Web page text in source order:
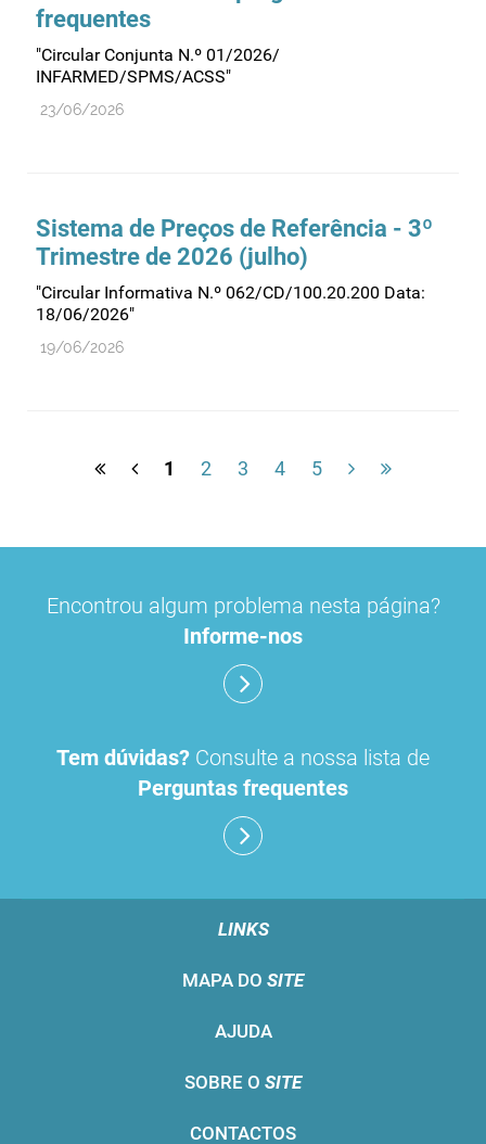
frequentes
"Circular Conjunta N.º 01/2026/
INFARMED/SPMS/ACSS"
23/06/2026
Sistema de Preços de Referência - 3º
Trimestre de 2026 (julho)
"Circular Informativa N.º 062/CD/100.20.200 Data:
18/06/2026"
19/06/2026
1 2 3 4 5
Encontrou algum problema nesta página?
Informe-nos
Tem dúvidas? Consulte a nossa lista de
Perguntas frequentes
LINKS
MAPA DO SITE
AJUDA
SOBRE O SITE
CONTACTOS